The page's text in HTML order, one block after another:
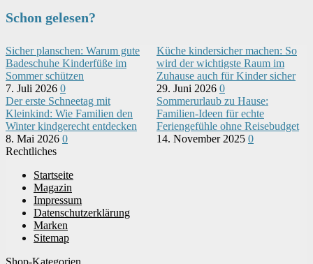
Schon gelesen?
Sicher planschen: Warum gute
Badeschuhe Kinderfüße im
Sommer schützen
7. Juli 2026 0
Küche kindersicher machen: So
wird der wichtigste Raum im
Zuhause auch für Kinder sicher
29. Juni 2026 0
Der erste Schneetag mit
Kleinkind: Wie Familien den
Winter kindgerecht entdecken
8. Mai 2026 0
Sommerurlaub zu Hause:
Familien-Ideen für echte
Feriengefühle ohne Reisebudget
14. November 2025 0
Rechtliches
Startseite
Magazin
Impressum
Datenschutzerklärung
Marken
Sitemap
Shop-Kategorien